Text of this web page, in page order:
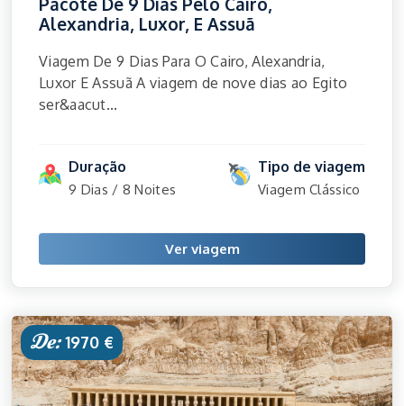
Alexandria, Luxor, E Assuã
Viagem De 9 Dias Para O Cairo, Alexandria,
Luxor E Assuã A viagem de nove dias ao Egito
ser&aacut...
Duração
9 Dias / 8 Noites
Tipo de viagem
Viagem Clássico
Ver viagem
De:1970 €